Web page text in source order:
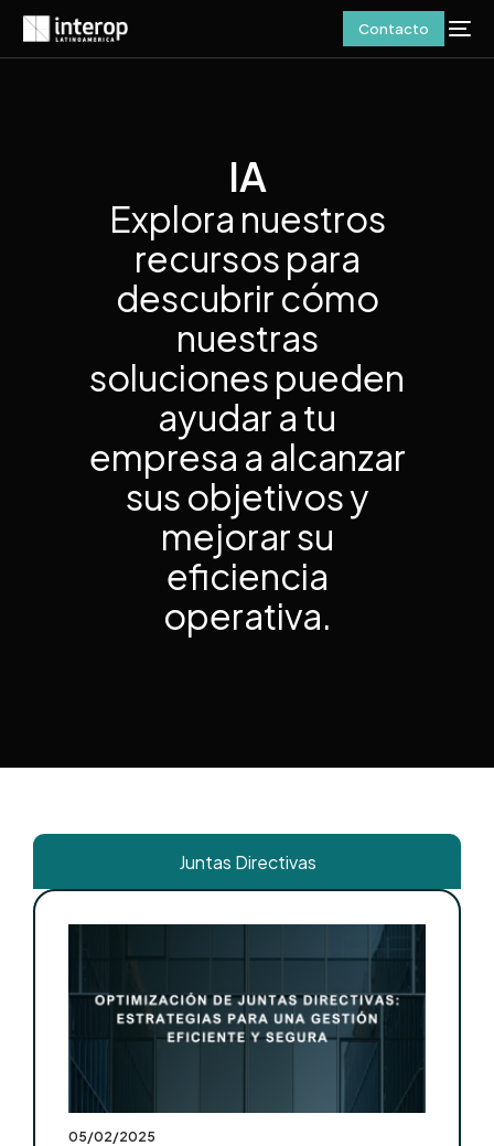
Contacto
IA
Explora nuestros
recursos para
descubrir cómo
nuestras
soluciones pueden
ayudar a tu
empresa a alcanzar
sus objetivos y
mejorar su
eficiencia
operativa.
Juntas Directivas
05/02/2025